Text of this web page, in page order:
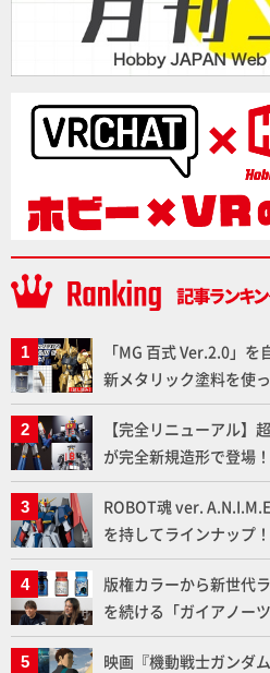
「MG 百式 Ver.2.0」
新メタリック塗料を使
りに!!【試し読み】
【完全リニューアル】
が完全新規造形で登場
下ろしでご紹介!!さら
ト」セット情報もお届
ROBOT魂 ver.
を持してラインナップ
劇中どおりのプロポー
ダム】
版権カラーから新世代
を続ける「ガイアノー
ー塗料の未来について
映画『機動戦士ガンダ